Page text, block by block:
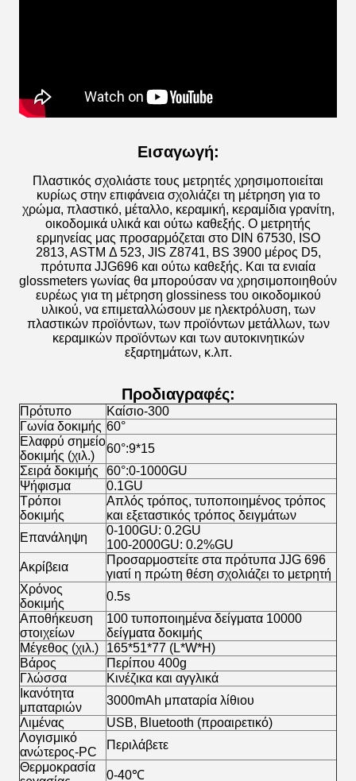
Εισαγωγή:
Πλαστικός σχολιάστε τους μετρητές χρησιμοποιείται
κυρίως στην επιφάνεια σχολιάζει τη μέτρηση για το
χρώμα, πλαστικό, μέταλλο, κεραμική, κεραμίδια γρανίτη,
οικοδομικά υλικά και ούτω καθεξής. Ο μετρητής
ερμηνείας μας προσαρμόζεται στο DIN 67530, ISO
2813, ASTM Δ 523, JIS Z8741, BS 3900 μέρος D5,
πρότυπα JJG696 και ούτω καθεξής. Και τα ενιαία
glossmeters γωνίας θα μπορούσαν να χρησιμοποιηθούν
ευρέως για τη μέτρηση glossiness του οικοδομικού
υλικού, να επιμεταλλώσουν με ηλεκτρόλυση, των
πλαστικών προϊόντων, των προϊόντων μετάλλων, των
κεραμικών προϊόντων και των αυτοκινητικών
εξαρτημάτων, κ.λπ.
Προδιαγραφές:
Πρότυπο
Καίσιο-300
Γωνία δοκιμής 60°
Ελαφρύ σημείο
δοκιμής (χιλ.)
60°:9*15
Σειρά δοκιμής
60°:0-1000GU
Ψήφισμα
0.1GU
Τρόποι
δοκιμής
Απλός τρόπος, τυποποιημένος τρόπος
και εξεταστικός τρόπος δειγμάτων
Επανάληψη
0-100GU: 0.2GU
100-2000GU: 0.2%GU
Ακρίβεια
Προσαρμοστείτε στα πρότυπα JJG 696
γιατί η πρώτη θέση σχολιάζει το μετρητή
Χρόνος
δοκιμής
0.5s
Αποθήκευση
στοιχείων
100 τυποποιημένα δείγματα 10000
δείγματα δοκιμής
Μέγεθος (χιλ.)
165*51*77 (L*W*H)
Βάρος
Περίπου 400g
Γλώσσα
Κινέζικα και αγγλικά
Ικανότητα
μπαταριών
3000mAh μπαταρία λίθιου
Λιμένας
USB, Bluetooth (προαιρετικό)
Λογισμικό
ανώτερος-PC
Περιλάβετε
Θερμοκρασία
0-40℃